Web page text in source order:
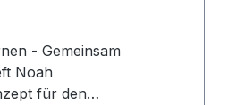
- Gemeinsam
Noah
für den